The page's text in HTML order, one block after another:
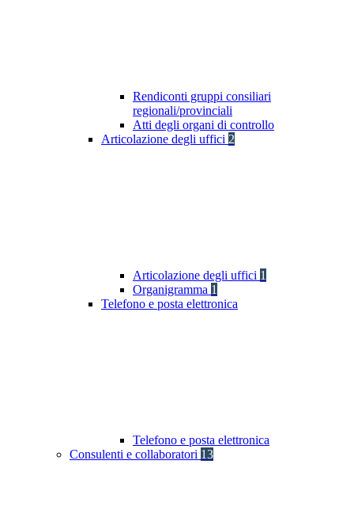
Rendiconti gruppi consiliari
regionali/provinciali
Atti degli organi di controllo
Articolazione degli uffici 2
Articolazione degli uffici 1
Organigramma 1
Telefono e posta elettronica
Telefono e posta elettronica
Consulenti e collaboratori 13